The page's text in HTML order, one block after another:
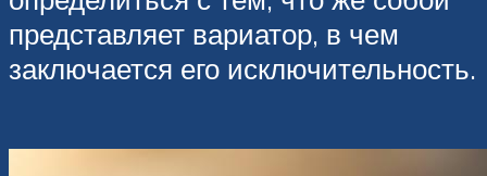
представляет вариатор, в чем
заключается его исключительность.